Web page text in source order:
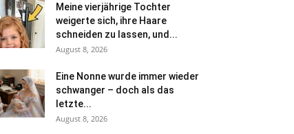
Meine vierjährige Tochter
weigerte sich, ihre Haare
schneiden zu lassen, und...
August 8, 2026
Eine Nonne wurde immer wieder
schwanger – doch als das
letzte...
August 8, 2026